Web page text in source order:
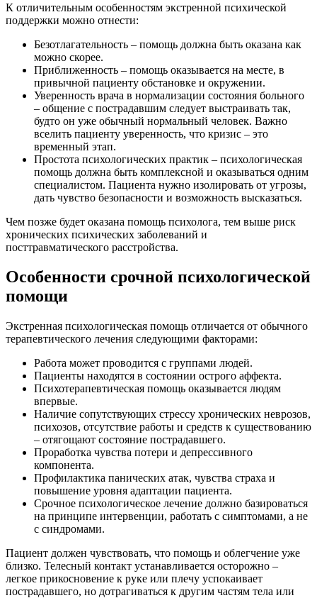
К отличительным особенностям экстренной психической
поддержки можно отнести:
Безотлагательность – помощь должна быть оказана как
можно скорее.
Приближенность – помощь оказывается на месте, в
привычной пациенту обстановке и окружении.
Уверенность врача в нормализации состояния больного
– общение с пострадавшим следует выстраивать так,
будто он уже обычный нормальный человек. Важно
вселить пациенту уверенность, что кризис – это
временный этап.
Простота психологических практик – психологическая
помощь должна быть комплексной и оказываться одним
специалистом. Пациента нужно изолировать от угрозы,
дать чувство безопасности и возможность высказаться.
Чем позже будет оказана помощь психолога, тем выше риск
хронических психических заболеваний и
посттравматического расстройства.
Особенности срочной психологической
помощи
Экстренная психологическая помощь отличается от обычного
терапевтического лечения следующими факторами:
Работа может проводится с группами людей.
Пациенты находятся в состоянии острого аффекта.
Психотерапевтическая помощь оказывается людям
впервые.
Наличие сопутствующих стрессу хронических неврозов,
психозов, отсутствие работы и средств к существованию
– отягощают состояние пострадавшего.
Проработка чувства потери и депрессивного
компонента.
Профилактика панических атак, чувства страха и
повышение уровня адаптации пациента.
Срочное психологическое лечение должно базироваться
на принципе интервенции, работать с симптомами, а не
с синдромами.
Пациент должен чувствовать, что помощь и облегчение уже
близко. Телесный контакт устанавливается осторожно –
легкое прикосновение к руке или плечу успокаивает
пострадавшего, но дотрагиваться к другим частям тела или